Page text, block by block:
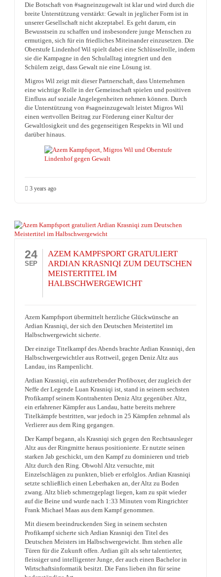
Die Botschaft von #sagneinzugewalt ist klar und wird durch die
breite Unterstützung verstärkt: Gewalt in jeglicher Form ist in
unserer Gesellschaft nicht akzeptabel. Es geht darum, ein
Bewusstsein zu schaffen und insbesondere junge Menschen zu
ermutigen, sich für ein friedliches Miteinander einzusetzen. Die
Oberstufe Lindenhof Wil spielt dabei eine Schlüsselrolle, indem
sie die Kampagne in den Schulalltag integriert und den
Schülern zeigt, dass Gewalt nie eine Lösung ist.
Migros Wil zeigt mit dieser Partnerschaft, dass Unternehmen
eine wichtige Rolle in der Gemeinschaft spielen und positiven
Einfluss auf soziale Angelegenheiten nehmen können. Durch
die Unterstützung von #sagneinzugewalt leistet Migros Wil
einen wertvollen Beitrag zur Förderung einer Kultur der
Gewaltlosigkeit und des gegenseitigen Respekts in Wil und
darüber hinaus.
3 years ago
24
SEP
AZEM KAMPFSPORT GRATULIERT
ARDIAN KRASNIQI ZUM DEUTSCHEN
MEISTERTITEL IM
HALBSCHWERGEWICHT
Azem Kampfsport übermittelt herzliche Glückwünsche an
Ardian Krasniqi, der sich den Deutschen Meistertitel im
Halbschwergewicht sicherte.
Der einzige Titelkampf des Abends brachte Ardian Krasniqi, den
Halbschwergewichtler aus Rottweil, gegen Deniz Altz aus
Landau, ins Rampenlicht.
Ardian Krasniqi, ein aufstrebender Profiboxer, der zugleich der
Neffe der Legende Luan Krasniqi ist, stand in seinem sechsten
Profikampf seinem Kontrahenten Deniz Altz gegenüber. Altz,
ein erfahrener Kämpfer aus Landau, hatte bereits mehrere
Titelkämpfe bestritten, war jedoch in 25 Kämpfen zehnmal als
Verlierer aus dem Ring gegangen.
Der Kampf begann, als Krasniqi sich gegen den Rechtsausleger
Altz aus der Ringmitte heraus positionierte. Er nutzte seinen
starken Jab geschickt, um den Kampf zu dominieren und trieb
Altz durch den Ring. Obwohl Altz versuchte, mit
Einzelschlägen zu punkten, blieb er erfolglos. Ardian Krasniqi
setzte schließlich einen Leberhaken an, der Altz zu Boden
zwang. Altz blieb schmerzgeplagt liegen, kam zu spät wieder
auf die Beine und wurde nach 1:33 Minuten vom Ringrichter
Frank Michael Maas aus dem Kampf genommen.
Mit diesem beeindruckenden Sieg in seinem sechsten
Profikampf sicherte sich Ardian Krasniqi den Titel des
Deutschen Meisters im Halbschwergewicht. Ihm stehen alle
Türen für die Zukunft offen. Ardian gilt als sehr talentierter,
fleissiger und intelligenter Junge, der auch einen Bachelor in
Wirtschaftsinformatik besitzt. Die Fans lieben ihn für seine